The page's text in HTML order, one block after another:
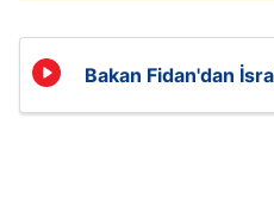
Bakan Fidan'dan